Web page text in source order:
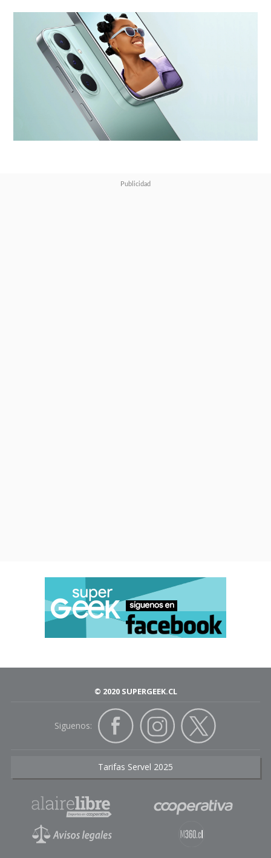
© 2020 SUPERGEEK.CL
Siguenos:
Tarifas Servel 2025